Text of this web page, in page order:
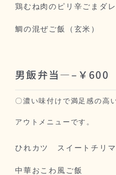
鶏むね肉のピリ辛ごまダレ
鯛の混ぜご飯（玄米）
男飯弁当—–￥600
〇濃い味付けで満足感の高
アウトメニューです。
ひれカツ スイートチリマ
中華おこわ風ご飯